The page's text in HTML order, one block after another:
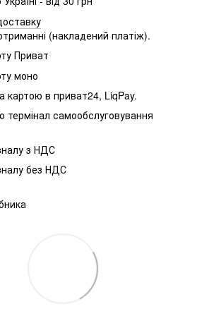
(накладений платіж).
Приват
моно
картою в приват24, LiqPay.
термінал самообслуговування
з НДС
без НДС